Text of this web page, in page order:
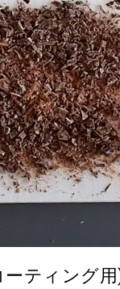
ティング